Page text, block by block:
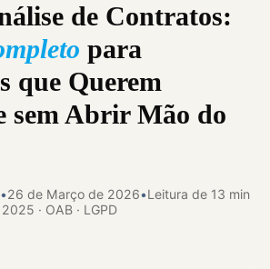
de Contratos:
para
que Querem
sem Abrir Mão do
•26 de Março de 2026•Leitura de 13 min
· OAB · LGPD